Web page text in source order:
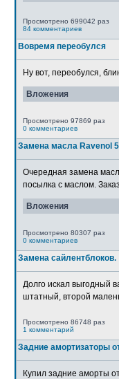
Просмотрено 699042 раз
84 комментариев
Вовремя переобулся
Ну вот, переобулся,
Вложения
Просмотрено 97869 раз
0 комментариев
Замена масла Ravenol
Очередная замена
посылка с маслом.
Вложения
Просмотрено 80307 раз
0 комментариев
Замена сайлентблоков.
Долго искал выгодный
штатный, второй
Просмотрено 86748 раз
1 комментарий
Задние амортизаторы
Купил задние аморты